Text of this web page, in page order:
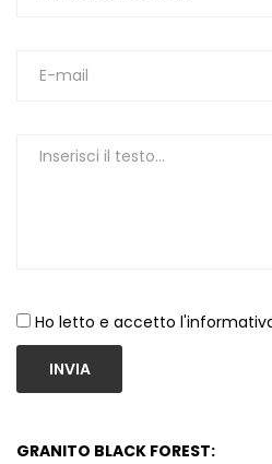
Ho letto e accetto
INVIA
GRANITO BLACK FOREST: